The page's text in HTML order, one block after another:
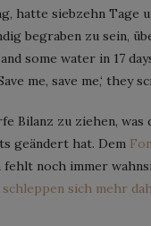
hatte siebzehn
begraben zu sein,
some water in 17
me, save me,‘ they
Bilanz zu ziehen,
geändert hat. Dem
noch immer
schleppen sich mehr